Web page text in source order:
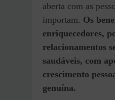
aberta com as
importam. Os
enriquecedores,
relacionamentos
saudáveis, com
crescimento
genuína.